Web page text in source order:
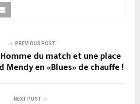
PREVIOUS POST
du match et une place
Mendy en «Blues» de chauffe !
NEXT POST